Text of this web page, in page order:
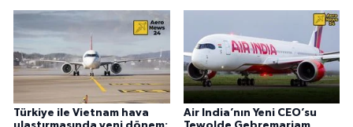
Türkiye ile Vietnam hava
Air India’nın Yeni CEO’su